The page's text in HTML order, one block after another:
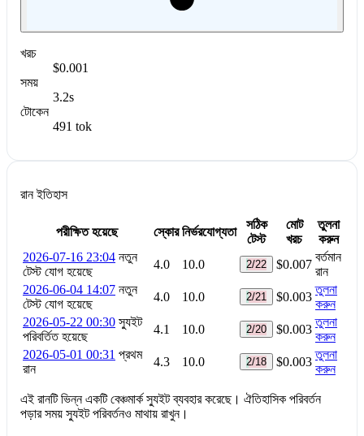
খরচ
$0.001
সময়
3.2s
টোকেন
491 tok
রান ইতিহাস
পরীক্ষিত হয়েছে স্কোর নির্ভরযোগ্যতা
সঠিক
টেস্ট
মোট
খরচ
তুলনা
করুন
2026-07-16 23:04 নতুন
টেস্ট যোগ হয়েছে
4.0 10.0 2/22 $0.007
বর্তমান
রান
2026-06-04 14:07 নতুন
টেস্ট যোগ হয়েছে
4.0 10.0 2/21 $0.003
তুলনা
করুন
2026-05-22 00:30 স্যুইট
পরিবর্তিত হয়েছে
4.1 10.0 2/20 $0.003
তুলনা
করুন
2026-05-01 00:31 প্রথম
রান
4.3 10.0 2/18 $0.003
তুলনা
করুন
এই রানটি ভিন্ন একটি বেঞ্চমার্ক স্যুইট ব্যবহার করেছে। ঐতিহাসিক পরিবর্তন
পড়ার সময় স্যুইট পরিবর্তনও মাথায় রাখুন।